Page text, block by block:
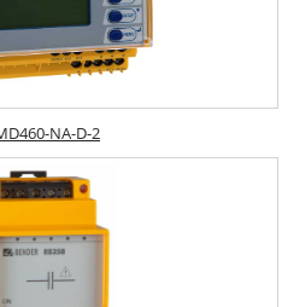
NA-D-2